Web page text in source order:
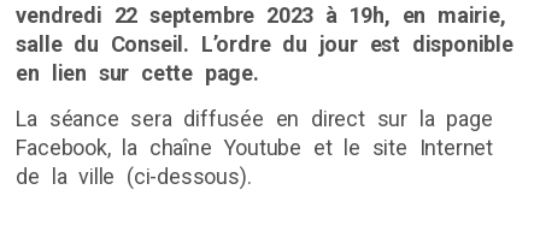
vendredi 22 septembre 2023 à 19h, en mairie,
salle du Conseil. L’ordre du jour est disponible
en lien sur cette page.
La séance sera diffusée en direct sur la page
Facebook, la chaîne Youtube et le site Internet
de la ville (ci-dessous).